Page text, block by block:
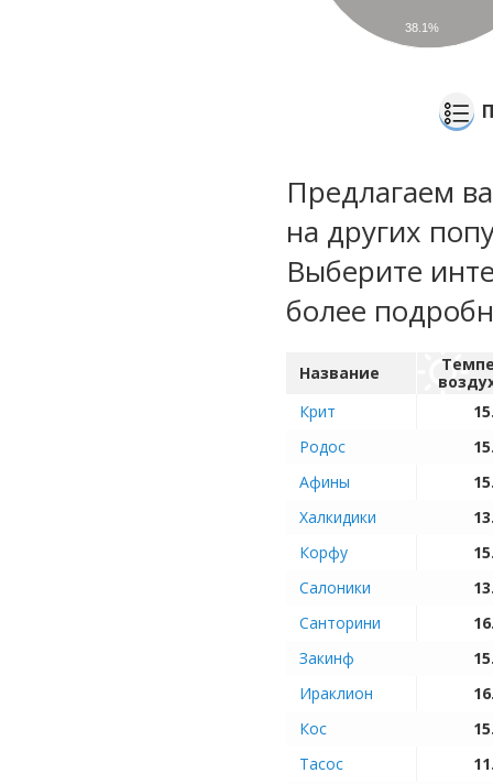
38.1%
Предлагаем
на других
Выберите
более
Название
Крит
Родос
Афины
Халкидики
Корфу
Салоники
Санторини
Закинф
Ираклион
Кос
Тасос